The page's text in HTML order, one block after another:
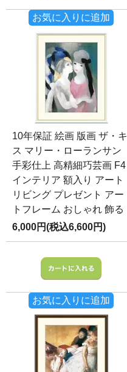
お気に入りに追加
10年保証 絵画 版画 ザ・キ
ス マリー・ローランサン
手彩仕上 高精細巧芸画 F4
インテリア 額入り アート
リビング プレゼント アー
トフレーム おしゃれ 飾る
6,000円(税込6,600円)
お気に入りに追加